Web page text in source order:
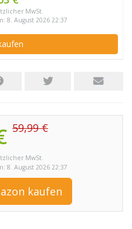
MwSt.
8. August 2026 22:37
59,99 €
MwSt.
8. August 2026 22:37
kaufen